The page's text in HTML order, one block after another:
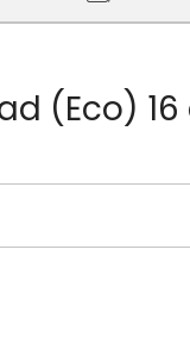
(Eco) 16